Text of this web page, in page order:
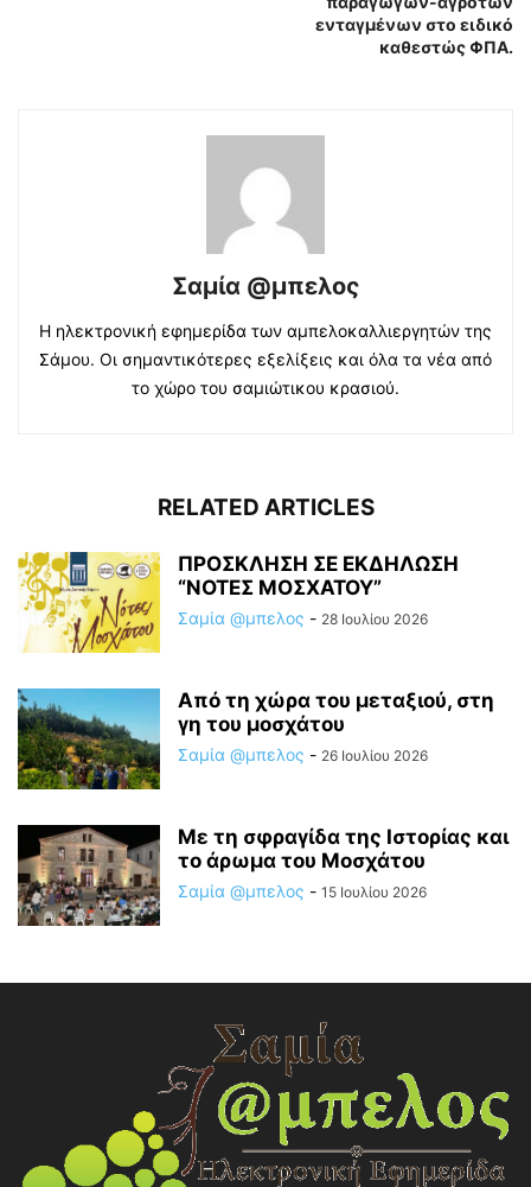
ενταγμένων στο ειδικό
καθεστώς ΦΠΑ.
Σαμία @μπελος
Η ηλεκτρονική εφημερίδα των αμπελοκαλλιεργητών της
Σάμου. Οι σημαντικότερες εξελίξεις και όλα τα νέα από
το χώρο του σαμιώτικου κρασιού.
RELATED ARTICLES
ΠΡΟΣΚΛΗΣΗ ΣΕ ΕΚΔΗΛΩΣΗ
“ΝΟΤΕΣ ΜΟΣΧΑΤΟΥ”
Σαμία @μπελος - 28 Ιουλίου 2026
Από τη χώρα του μεταξιού, στη
γη του μοσχάτου
Σαμία @μπελος - 26 Ιουλίου 2026
Με τη σφραγίδα της Ιστορίας και
το άρωμα του Μοσχάτου
Σαμία @μπελος - 15 Ιουλίου 2026